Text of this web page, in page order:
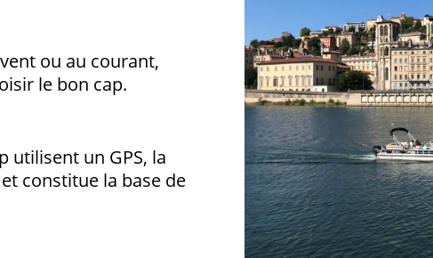
ou au courant,
le bon cap.
utilisent un GPS, la
constitue la base de